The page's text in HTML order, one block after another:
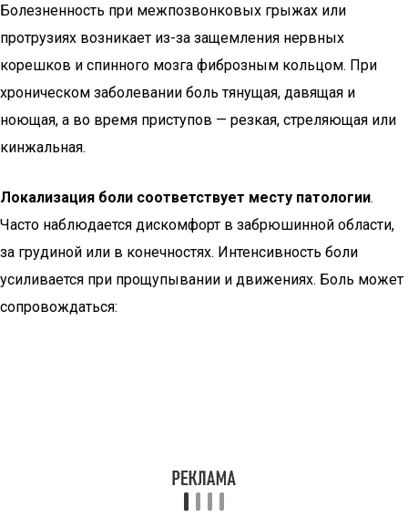
Болезненность при межпозвонковых грыжах или
протрузиях возникает из-за защемления нервных
корешков и спинного мозга фиброзным кольцом. При
хроническом заболевании боль тянущая, давящая и
ноющая, а во время приступов — резкая, стреляющая или
кинжальная.
Локализация боли соответствует месту патологии.
Часто наблюдается дискомфорт в забрюшинной области,
за грудиной или в конечностях. Интенсивность боли
усиливается при прощупывании и движениях. Боль может
сопровождаться: